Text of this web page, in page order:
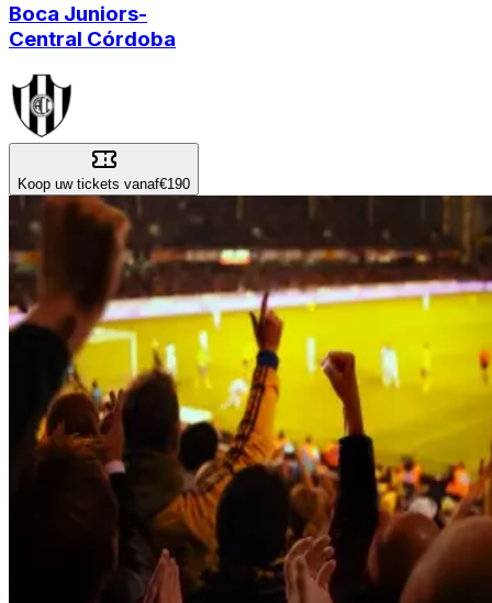
Boca Juniors-
Central Córdoba
Koop uw tickets vanaf€190